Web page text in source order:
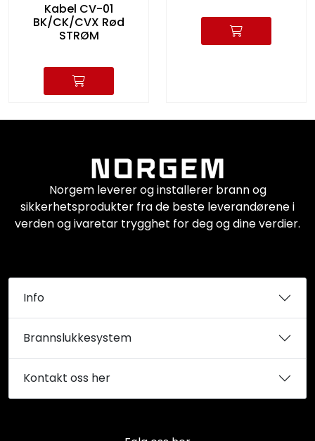
Kabel CV-01
BK/CK/CVX Rød
STRØM
Norgem leverer og installerer brann og
sikkerhetsprodukter fra de beste leverandørene i
verden og ivaretar trygghet for deg og dine verdier.
Info
Brannslukkesystem
Kontakt oss her